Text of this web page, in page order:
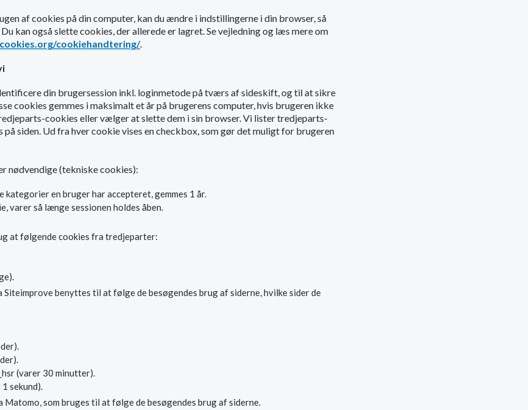
af cookies på din computer, kan du ændre i indstillingerne i din browser, så
kan også slette cookies, der allerede er lagret. Se vejledning og læs mere om
cookiehandtering/.
din brugersession inkl. loginmetode på tværs af sideskift, og til at sikre
cookies gemmes i maksimalt et år på brugerens computer, hvis brugeren ikke
cookies eller vælger at slette dem i sin browser. Vi lister tredjeparts-
på siden. Ud fra hver cookie vises en checkbox, som gør det muligt for brugeren
nødvendige (tekniske cookies):
kategorier en bruger har accepteret, gemmes 1 år.
varer så længe sessionen holdes åben.
at følgende cookies fra tredjeparter:
benyttes til at følge de besøgendes brug af siderne, hvilke sider de
(varer 30 minutter).
1 sekund).
som bruges til at følge de besøgendes brug af siderne.